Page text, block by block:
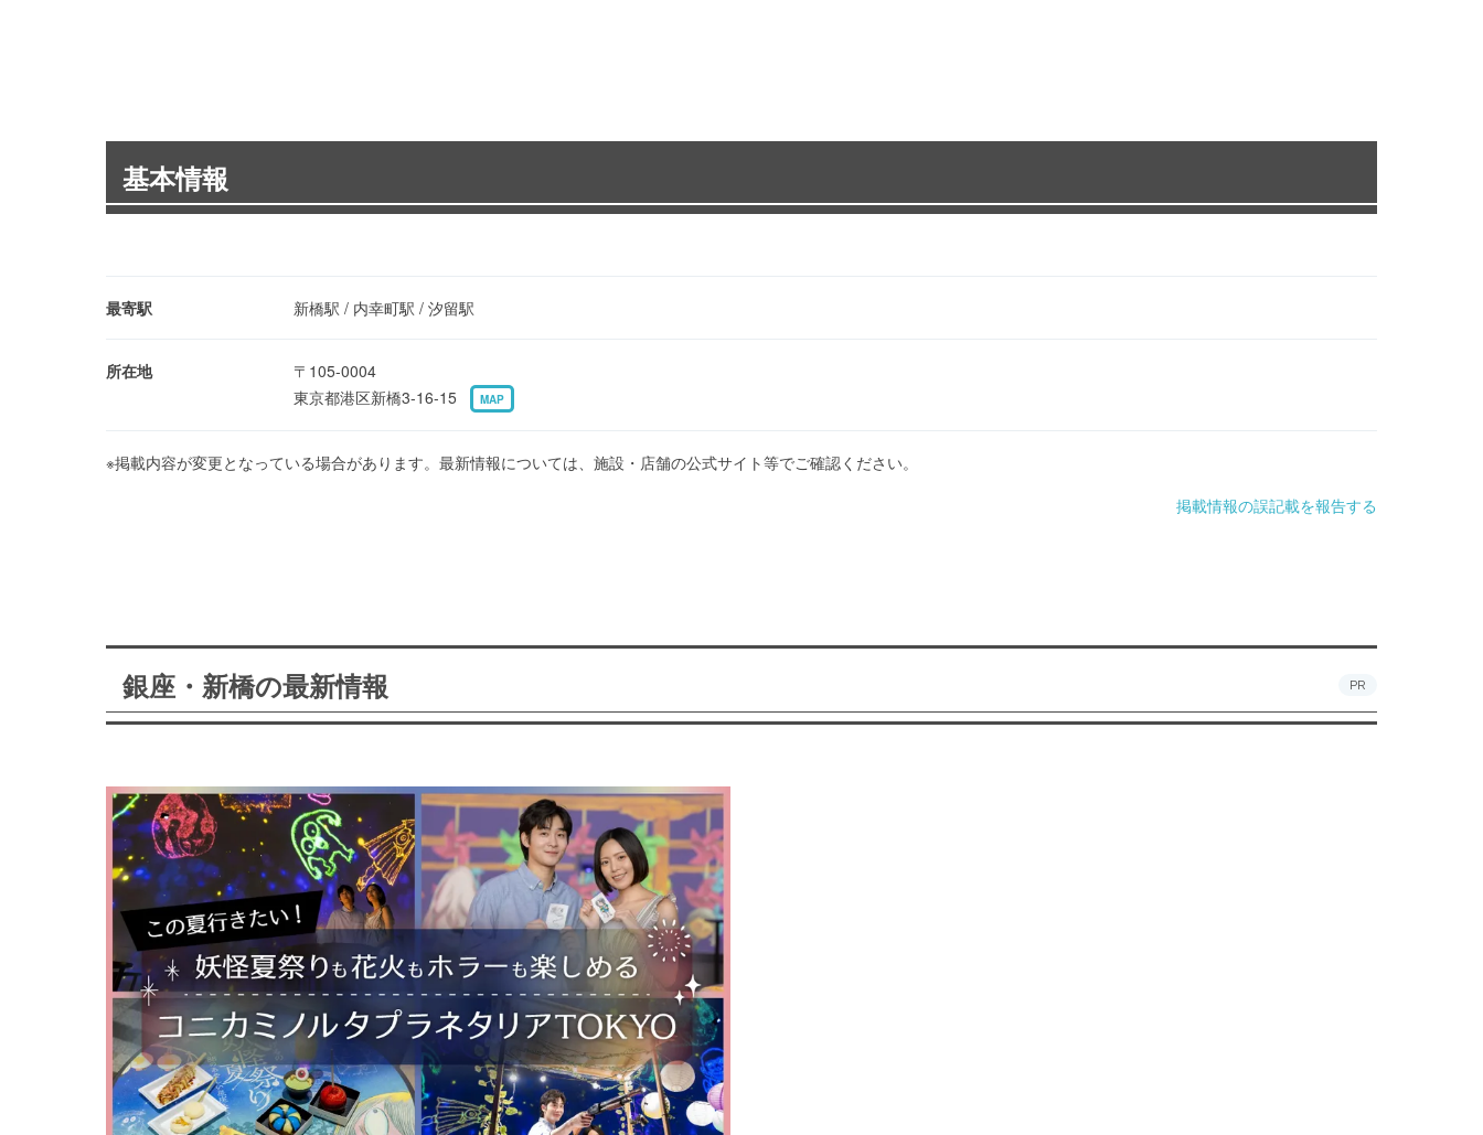
基本情報
最寄駅 新橋駅 / 内幸町駅 / 汐留駅
所在地
〒105-0004
東京都港区新橋3-16-15
MAP
※掲載内容が変更となっている場合があります。最新情報については、施設・店舗の公式サイト等でご確認ください。
掲載情報の誤記載を報告する
銀座・新橋の最新情報 PR